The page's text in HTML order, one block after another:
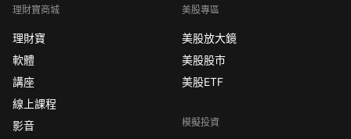
理財寶商城
理財寶
軟體
講座
線上課程
影音
美股專區
美股放大鏡
美股股市
美股ETF
模擬投資